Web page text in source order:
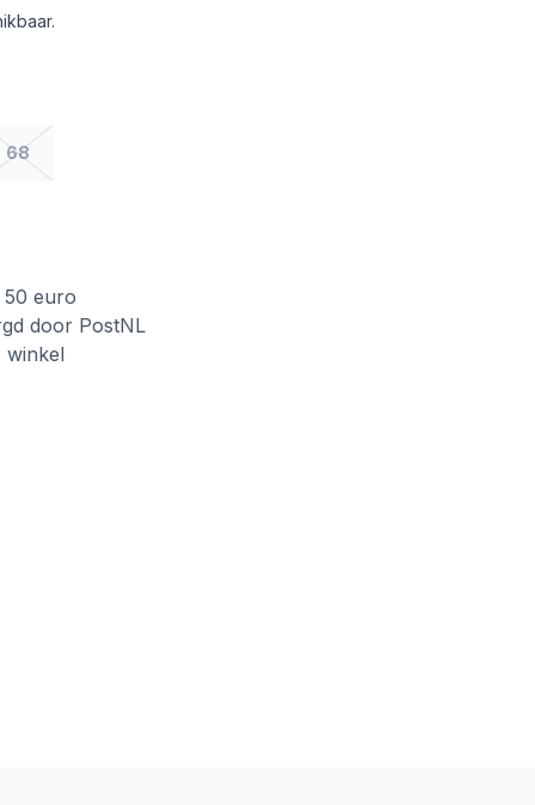
68
50 euro
door PostNL
winkel